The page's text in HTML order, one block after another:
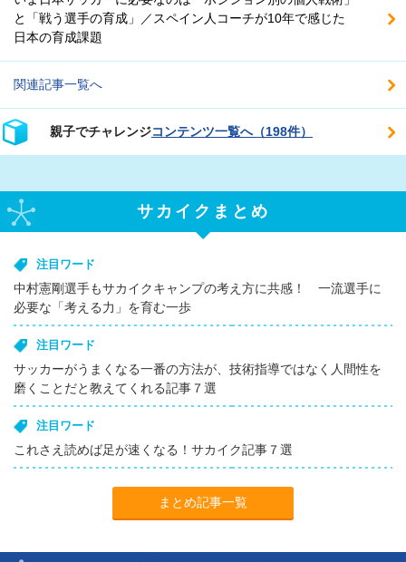
と「戦う選手の育成」／スペイン人コーチが10年で感じた
日本の育成課題
関連記事一覧へ
親子でチャレンジコンテンツ一覧へ（198件）
サカイクまとめ
注目ワード
中村憲剛選手もサカイクキャンプの考え方に共感！ 一流選手に
必要な「考える力」を育む一歩
注目ワード
サッカーがうまくなる一番の方法が、技術指導ではなく人間性を
磨くことだと教えてくれる記事７選
注目ワード
これさえ読めば足が速くなる！サカイク記事７選
まとめ記事一覧